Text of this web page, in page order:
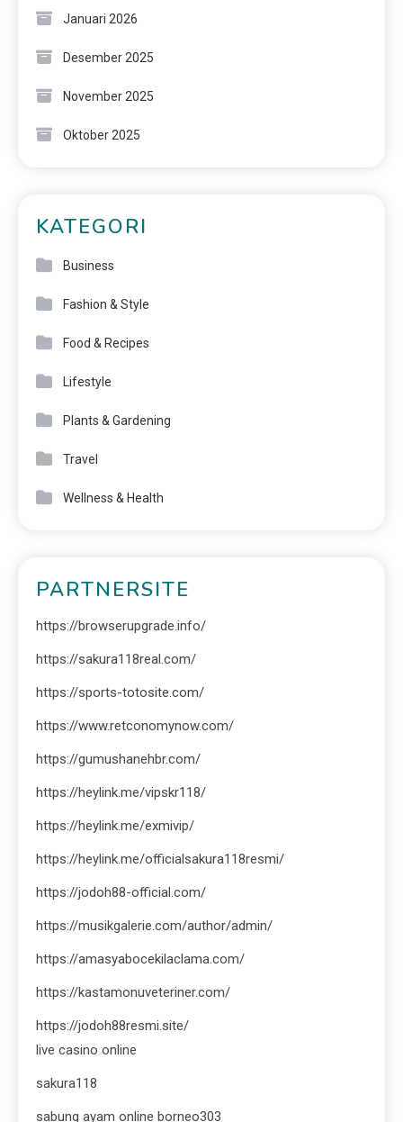
Januari 2026
Desember 2025
November 2025
Oktober 2025
KATEGORI
Business
Fashion & Style
Food & Recipes
Lifestyle
Plants & Gardening
Travel
Wellness & Health
PARTNERSITE
https://browserupgrade.info/
https://sakura118real.com/
https://sports-totosite.com/
https://www.retconomynow.com/
https://gumushanehbr.com/
https://heylink.me/vipskr118/
https://heylink.me/exmivip/
https://heylink.me/officialsakura118resmi/
https://jodoh88-official.com/
https://musikgalerie.com/author/admin/
https://amasyabocekilaclama.com/
https://kastamonuveteriner.com/
https://jodoh88resmi.site/
live casino online
sakura118
sabung ayam online borneo303